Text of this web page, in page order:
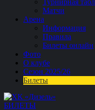
Турнирная
Матчи
Арена
Информация
Правила
Билеты онлайн
Фото
О клубе
Сезон 2025/26
Билеты
БИЛЕТЫ